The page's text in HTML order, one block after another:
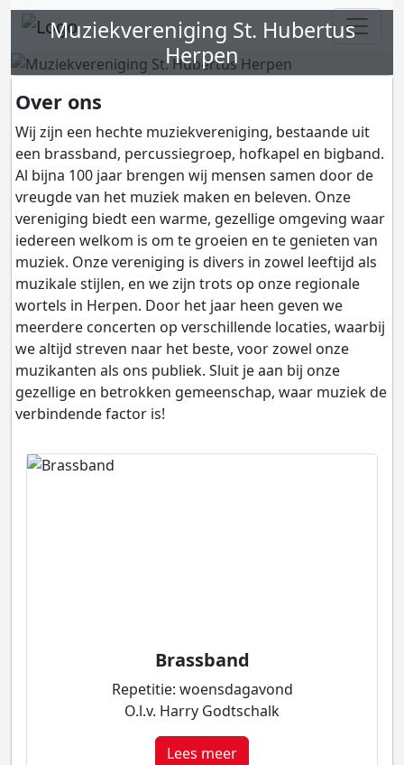
Muziekvereniging St. Hubertus
Herpen
Over ons
Wij zijn een hechte muziekvereniging, bestaande uit
een brassband, percussiegroep, hofkapel en bigband.
Al bijna 100 jaar brengen wij mensen samen door de
vreugde van het muziek maken en beleven. Onze
vereniging biedt een warme, gezellige omgeving waar
iedereen welkom is om te groeien en te genieten van
muziek. Onze vereniging is divers in zowel leeftijd als
muzikale stijlen, en we zijn trots op onze regionale
wortels in Herpen. Door het jaar heen geven we
meerdere concerten op verschillende locaties, waarbij
we altijd streven naar het beste, voor zowel onze
muzikanten als ons publiek. Sluit je aan bij onze
gezellige en betrokken gemeenschap, waar muziek de
verbindende factor is!
Brassband
Repetitie: woensdagavond
O.l.v. Harry Godtschalk
Lees meer